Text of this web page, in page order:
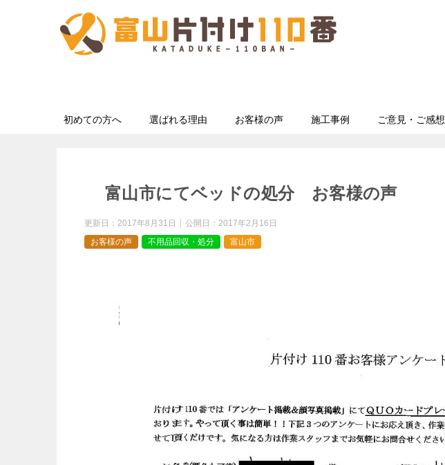
初めての方へ 選ばれる理由 お客様の声 施工事例 ご意見・ご感想
富山市にてベッドの処分 お客様の声
更新日： 2017年8月31日 公開日： 2017年2月16日
お客様の声
不用品回収・処分 富山市